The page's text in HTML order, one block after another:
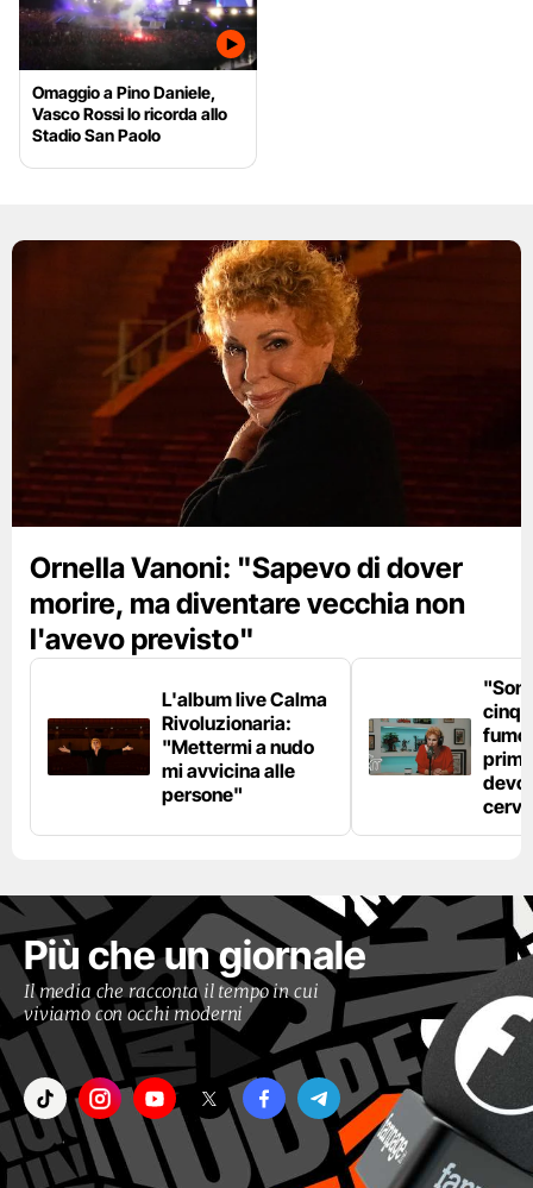
Omaggio a Pino Daniele,
Vasco Rossi lo ricorda allo
Stadio San Paolo
Ornella Vanoni: "Sapevo di dover
morire, ma diventare vecchia non
l'avevo previsto"
L'album live Calma
Rivoluzionaria:
"Mettermi a nudo
mi avvicina alle
persone"
fumo
devo
Più che un giornale
Il media che racconta il tempo in cui
viviamo con occhi moderni